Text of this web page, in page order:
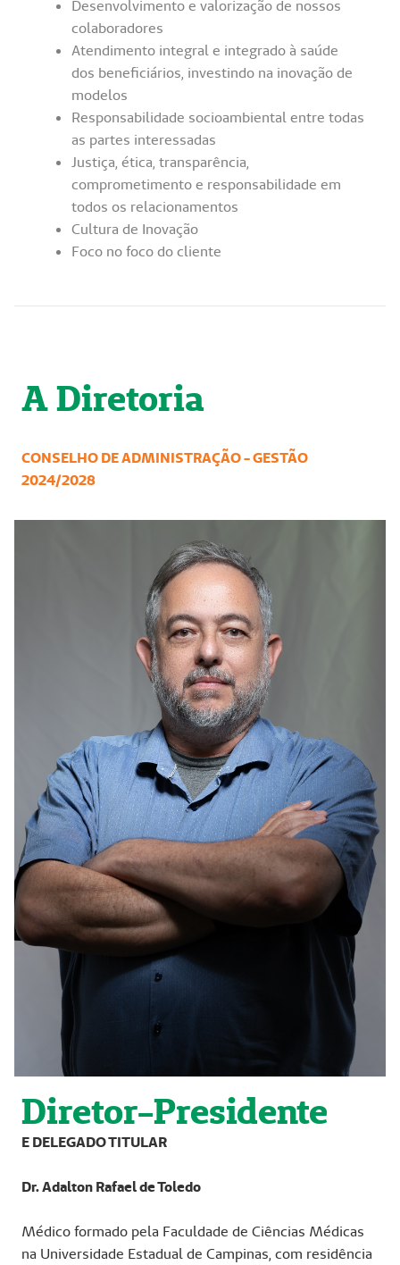
Desenvolvimento e valorização de nossos
colaboradores
Atendimento integral e integrado à saúde
dos beneficiários, investindo na inovação de
modelos
Responsabilidade socioambiental entre todas
as partes interessadas
Justiça, ética, transparência,
comprometimento e responsabilidade em
todos os relacionamentos
Cultura de Inovação
Foco no foco do cliente
A Diretoria
CONSELHO DE ADMINISTRAÇÃO - GESTÃO
2024/2028
Diretor-Presidente
E DELEGADO TITULAR
Dr. Adalton Rafael de Toledo
Médico formado pela Faculdade de Ciências Médicas
na Universidade Estadual de Campinas, com residência